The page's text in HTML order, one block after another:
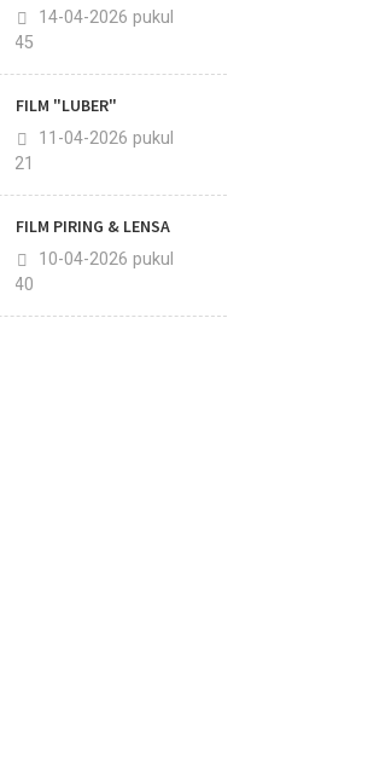
14-04-2026 pukul
07:45
FILM "LUBER"
11-04-2026 pukul
20:21
FILM PIRING & LENSA
10-04-2026 pukul
10:40